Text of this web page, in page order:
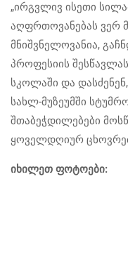
„ირგვლივ ისეთი
აღფრთოვანებას ვერ
მნიშვნელოვანია,
პროფესიის
სკოლაში და
სახლ-მუზეუმში
შთაბეჭდილებები
ყოველდღიურ
იხილეთ ფოტოები: